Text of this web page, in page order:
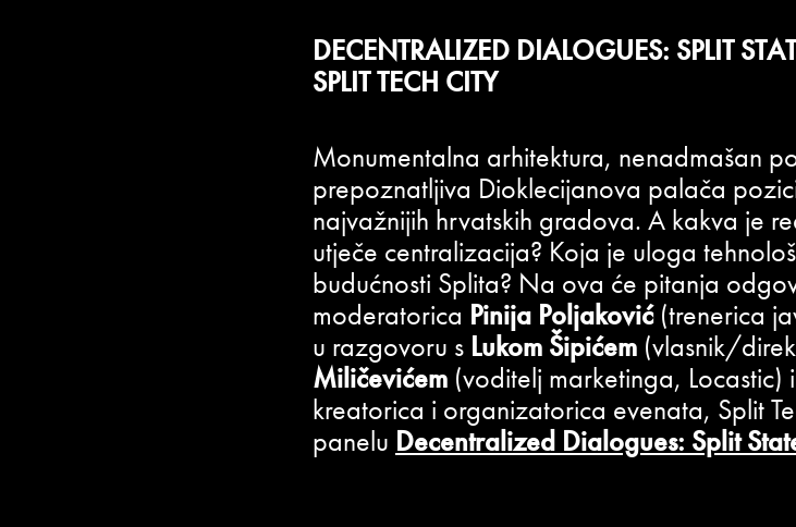
DECENTRALIZED DIALOGUES: SPLIT
SPLIT TECH CITY
Monumentalna arhitektura, nenadmašan
prepoznatljiva Dioklecijanova palača
najvažnijih hrvatskih gradova. A kakva je
utječe centralizacija? Koja je uloga
budućnosti Splita? Na ova će pitanja
moderatorica Pinija Poljaković(trenerica
u razgovoru s Lukom Šipićem (vlasnik/
Miličevićem (voditelj marketinga, Locastic) i
kreatorica i organizatorica evenata, Split
panelu Decentralized Dialogues: Split